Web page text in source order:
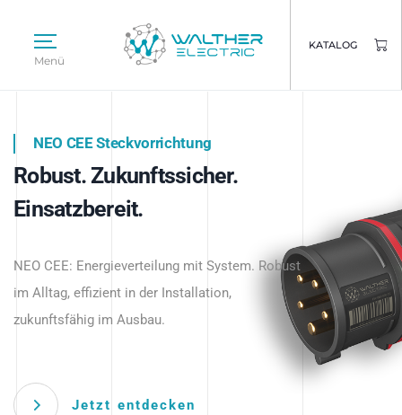
Menü
KATALOG
Intelligente Stromverteilung
beginnt hier.
NEO CEE Steckvorrichtung
Robust. Zukunftssicher.
Einsatzbereit.
NEO CEE: Energieverteilung mit System. Robust
im Alltag, effizient in der Installation,
zukunftsfähig im Ausbau.
Jetzt entdecken
Intelligenz trifft Energie.
Anwendungen – robust, IP-geschützt und
zukunftsfähig.